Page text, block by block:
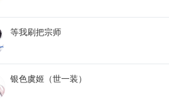
等我刷把宗师
银色虞姬（世一装）